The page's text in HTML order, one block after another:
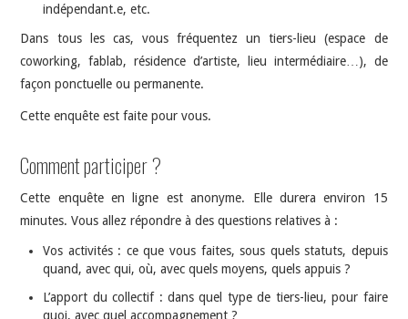
indépendant.e, etc.
Dans tous les cas, vous fréquentez un tiers-lieu (espace de
coworking, fablab, résidence d’artiste, lieu intermédiaire…), de
façon ponctuelle ou permanente.
Cette enquête est faite pour vous.
Comment participer ?
Cette enquête en ligne est anonyme. Elle durera environ 15
minutes. Vous allez répondre à des questions relatives à :
Vos activités : ce que vous faites, sous quels statuts, depuis
quand, avec qui, où, avec quels moyens, quels appuis ?
L’apport du collectif : dans quel type de tiers-lieu, pour faire
quoi, avec quel accompagnement ?